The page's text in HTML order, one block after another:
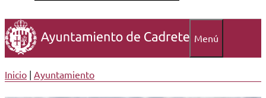
Menú
Inicio | Ayuntamiento